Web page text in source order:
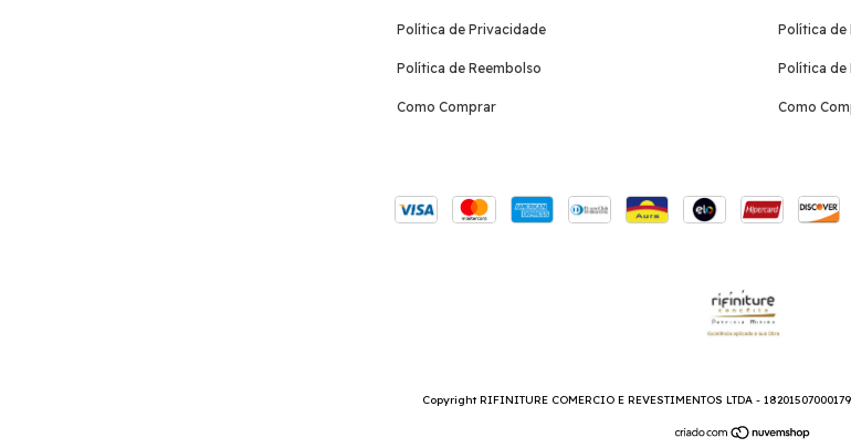
Política de Privacidade
Política de Reembolso
Como Comprar
Política de
Política de
Como
Copyright RIFINITURE COMERCIO E REVESTIMENTOS LTDA -